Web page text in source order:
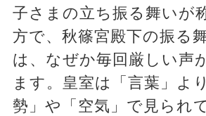
子さまの立ち振る舞いが
方で、秋篠宮殿下の振る
は、なぜか毎回厳しい声
ます。皇室は「言葉」よ
勢」や「空気」で見られ